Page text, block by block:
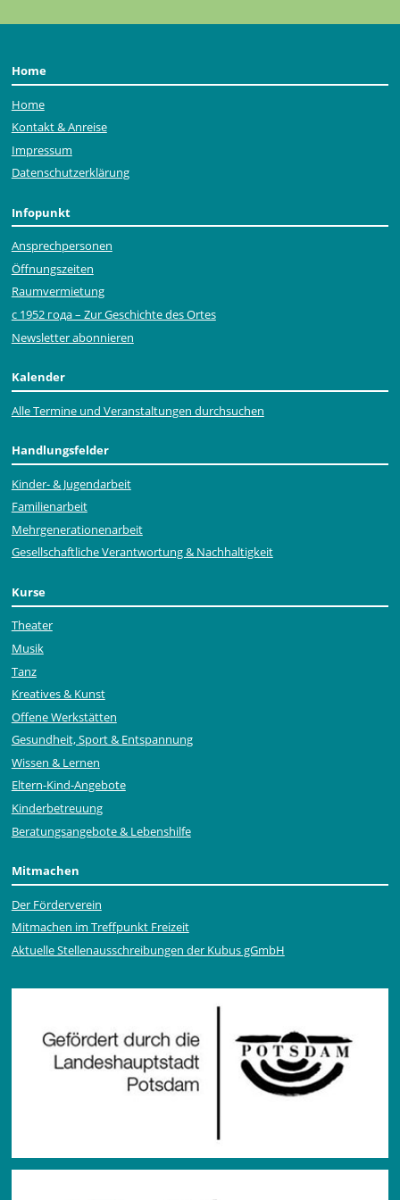
Home
Home
Kontakt & Anreise
Impressum
Datenschutzerklärung
Infopunkt
Ansprechpersonen
Öffnungszeiten
Raumvermietung
с 1952 года – Zur Geschichte des Ortes
Newsletter abonnieren
Kalender
Alle Termine und Veranstaltungen durchsuchen
Handlungsfelder
Kinder- & Jugendarbeit
Familienarbeit
Mehr­generationen­arbeit
Gesellschaftliche Verantwortung & Nachhaltigkeit
Kurse
Theater
Musik
Tanz
Kreatives & Kunst
Offene Werkstätten
Gesundheit, Sport & Entspannung
Wissen & Lernen
Eltern-Kind-Angebote
Kinderbetreuung
Beratungsangebote & Lebenshilfe
Mitmachen
Der Förderverein
Mitmachen im Treffpunkt Freizeit
Aktuelle Stellen­ausschrei­bungen der Kubus gGmbH